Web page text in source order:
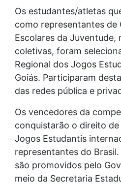
Os estudantes/atletas
como representantes de
Escolares da Juventude,
coletivas, foram
Regional dos Jogos
Goiás. Participaram
das redes pública e
Os vencedores da
conquistarão o direito
Jogos Estudantis
representantes do
são promovidos pelo
meio da Secretaria